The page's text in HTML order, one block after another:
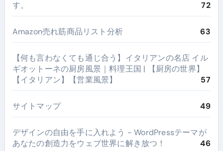
す。
72
Amazon売れ筋商品リスト分析 63
【何も言わなくても通じ合う】イタリアンの名店 イル
ギオットーネの厨房風景｜料理王国 | 【厨房の世界】
【イタリアン】【営業風景】
57
サイトマップ 49
デザインの自由を手に入れよう - WordPressテーマが
あなたの創造力をウェブ世界に解き放つ！
46